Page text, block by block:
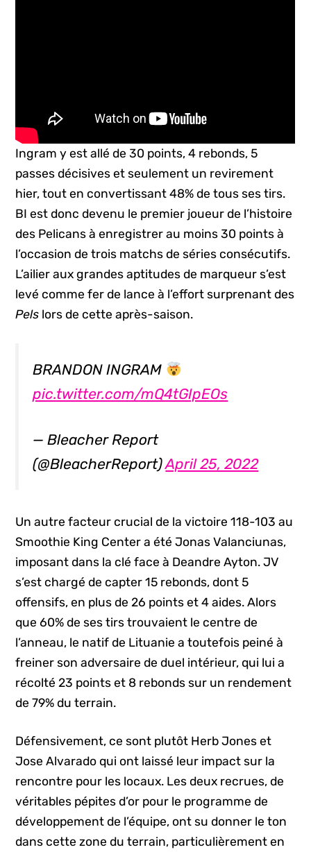
Ingram y est allé de 30 points, 4 rebonds, 5
passes décisives et seulement un revirement
hier, tout en convertissant 48% de tous ses tirs.
BI est donc devenu le premier joueur de l’histoire
des Pelicans à enregistrer au moins 30 points à
l’occasion de trois matchs de séries consécutifs.
L’ailier aux grandes aptitudes de marqueur s’est
levé comme fer de lance à l’effort surprenant des
Pels lors de cette après-saison.
BRANDON INGRAM
pic.twitter.com/mQ4tGIpEOs
— Bleacher Report
(@BleacherReport)April 25, 2022
Un autre facteur crucial de la victoire 118-103 au
Smoothie King Center a été Jonas Valanciunas,
imposant dans la clé face à Deandre Ayton. JV
s’est chargé de capter 15 rebonds, dont 5
offensifs, en plus de 26 points et 4 aides. Alors
que 60% de ses tirs trouvaient le centre de
l’anneau, le natif de Lituanie a toutefois peiné à
freiner son adversaire de duel intérieur, qui lui a
récolté 23 points et 8 rebonds sur un rendement
de 79% du terrain.
Défensivement, ce sont plutôt Herb Jones et
Jose Alvarado qui ont laissé leur impact sur la
rencontre pour les locaux. Les deux recrues, de
véritables pépites d’or pour le programme de
développement de l’équipe, ont su donner le ton
dans cette zone du terrain, particulièrement en